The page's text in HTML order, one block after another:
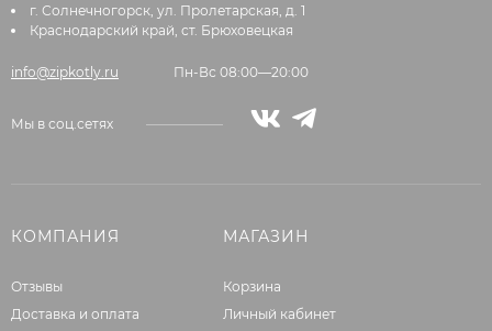
г. Солнечногорск, ул. Пролетарская, д. 1
Краснодарский край, ст. Брюховецкая
info@zipkotly.ru Пн-Вс 08:00—20:00
Мы в соц.сетях
КОМПАНИЯ
Отзывы
Доставка и оплата
МАГАЗИН
Корзина
Личный кабинет